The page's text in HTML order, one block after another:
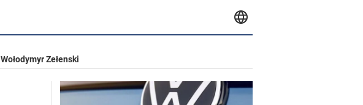
Wołodymyr Zełenski